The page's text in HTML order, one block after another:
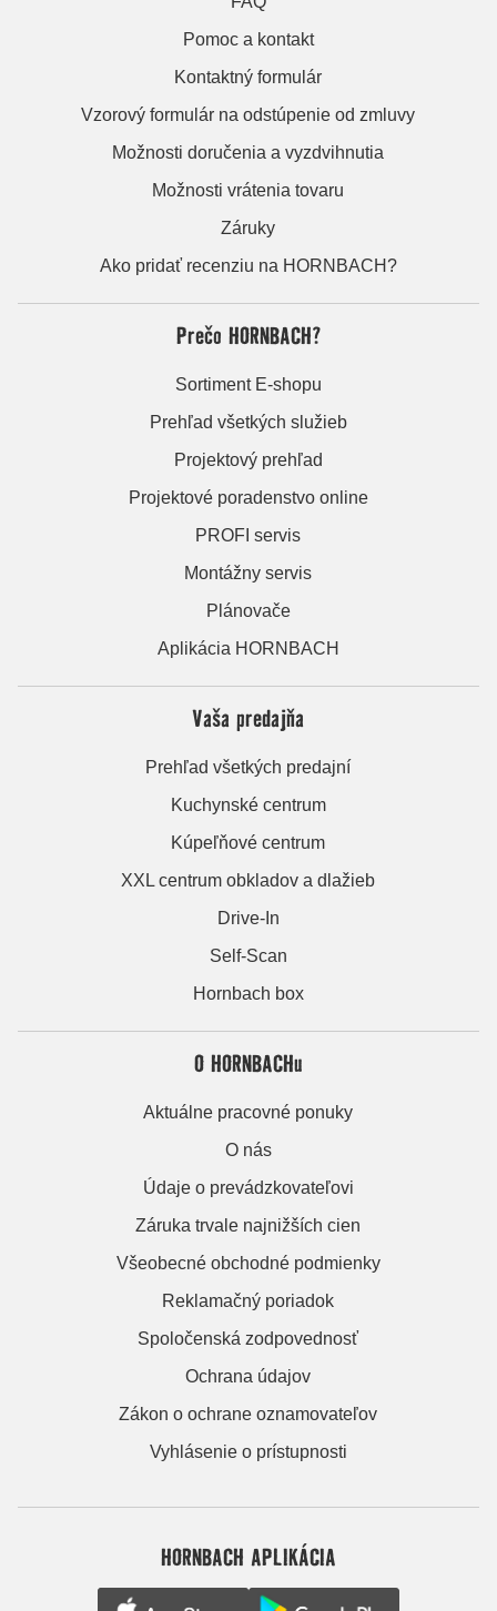
Pomoc a kontakt
Kontaktný formulár
Vzorový formulár na odstúpenie od zmluvy
Možnosti doručenia a vyzdvihnutia
Možnosti vrátenia tovaru
Záruky
Ako pridať recenziu na HORNBACH?
Prečo HORNBACH?
Sortiment E-shopu
Prehľad všetkých služieb
Projektový prehľad
Projektové poradenstvo online
PROFI servis
Montážny servis
Plánovače
Aplikácia HORNBACH
Vaša predajňa
Prehľad všetkých predajní
Kuchynské centrum
Kúpeľňové centrum
XXL centrum obkladov a dlažieb
Drive-In
Self-Scan
Hornbach box
O HORNBACHu
Aktuálne pracovné ponuky
O nás
Údaje o prevádzkovateľovi
Záruka trvale najnižších cien
Všeobecné obchodné podmienky
Reklamačný poriadok
Spoločenská zodpovednosť
Ochrana údajov
Zákon o ochrane oznamovateľov
Vyhlásenie o prístupnosti
HORNBACH APLIKÁCIA